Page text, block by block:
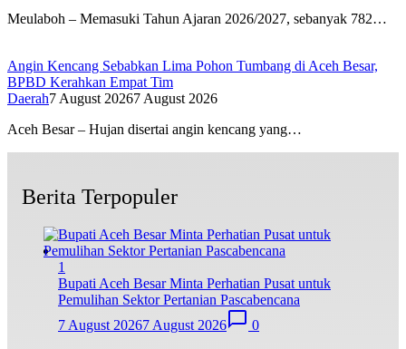
Meulaboh – Memasuki Tahun Ajaran 2026/2027, sebanyak 782…
Angin Kencang Sebabkan Lima Pohon Tumbang di Aceh Besar,
BPBD Kerahkan Empat Tim
Daerah7 August 20267 August 2026
Aceh Besar – Hujan disertai angin kencang yang…
Berita Terpopuler
1
Bupati Aceh Besar Minta Perhatian Pusat untuk
Pemulihan Sektor Pertanian Pascabencana
7 August 20267 August 2026 0